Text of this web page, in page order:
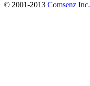
© 2001-2013 Comsenz Inc.